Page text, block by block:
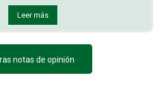
Leer más
notas de opinión